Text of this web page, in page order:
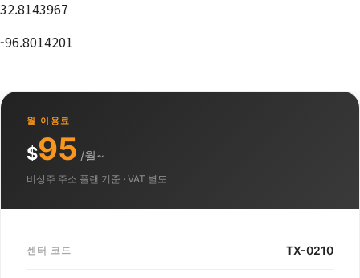
32.8143967
-96.8014201
월 이용료
$95 /월~
비상주 주소 플랜 기준 · VAT 별도
센터 코드 TX-0210